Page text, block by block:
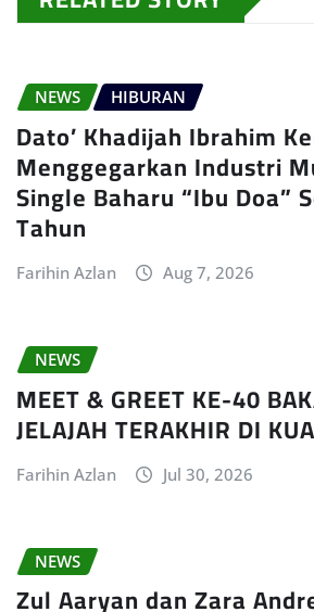
NEWS HIBURAN
Dato’ Khadijah Ibrahim
Menggegarkan Industri
Single Baharu “Ibu Doa”
Tahun
Farihin Azlan Aug 7, 2026
NEWS
MEET & GREET KE-40
JELAJAH TERAKHIR DI
Farihin Azlan Jul 30, 2026
NEWS
Zul Aaryan dan Zara